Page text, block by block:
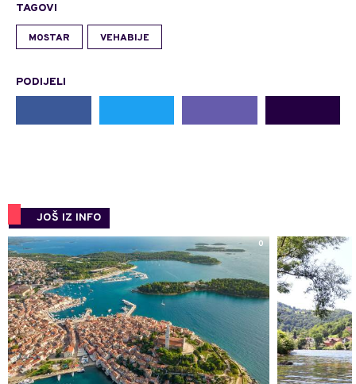
TAGOVI
MOSTAR VEHABIJE
PODIJELI
JOŠ IZ INFO
0